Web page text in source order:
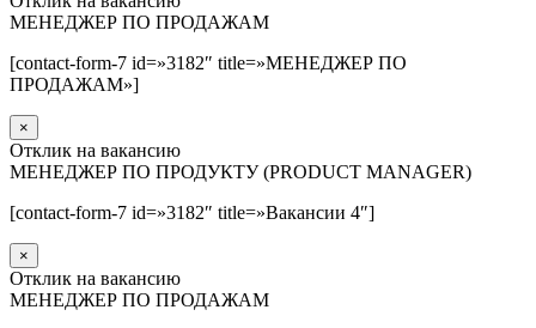
МЕНЕДЖЕР ПО ПРОДАЖАМ
[contact-form-7 id=»3182″ title=»МЕНЕДЖЕР ПО
ПРОДАЖАМ»]
×
Отклик на вакансию
МЕНЕДЖЕР ПО ПРОДУКТУ (PRODUCT MANAGER)
[contact-form-7 id=»3182″ title=»Вакансии 4″]
×
Отклик на вакансию
МЕНЕДЖЕР ПО ПРОДАЖАМ